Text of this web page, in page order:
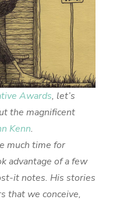
Awards, let’s
the magnificent
Kenn.
much time for
advantage of a few
it notes. His stories
that we conceive,